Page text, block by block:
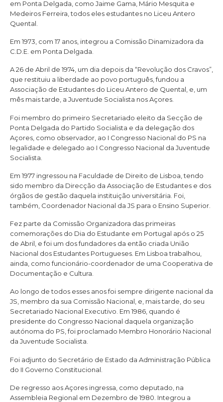
em Ponta Delgada, como Jaime Gama, Mário Mesquita e
Medeiros Ferreira, todos eles estudantes no Liceu Antero
Quental.
Em 1973, com 17 anos, integrou a Comissão Dinamizadora da
C.D.E. em Ponta Delgada.
A 26 de Abril de 1974, um dia depois da “Revolução dos Cravos”,
que restituiu a liberdade ao povo português, fundou a
Associação de Estudantes do Liceu Antero de Quental, e, um
mês mais tarde, a Juventude Socialista nos Açores.
Foi membro do primeiro Secretariado eleito da Secção de
Ponta Delgada do Partido Socialista e da delegação dos
Açores, como observador, ao I Congresso Nacional do PS na
legalidade e delegado ao I Congresso Nacional da Juventude
Socialista.
Em 1977 ingressou na Faculdade de Direito de Lisboa, tendo
sido membro da Direcção da Associação de Estudantes e dos
órgãos de gestão daquela instituição universitária. Foi,
também, Coordenador Nacional da JS para o Ensino Superior.
Fez parte da Comissão Organizadora das primeiras
comemorações do Dia do Estudante em Portugal após o 25
de Abril, e foi um dos fundadores da então criada União
Nacional dos Estudantes Portugueses. Em Lisboa trabalhou,
ainda, como funcionário-coordenador de uma Cooperativa de
Documentação e Cultura.
Ao longo de todos esses anos foi sempre dirigente nacional da
JS, membro da sua Comissão Nacional, e, mais tarde, do seu
Secretariado Nacional Executivo. Em 1986, quando é
presidente do Congresso Nacional daquela organização
autónoma do PS, foi proclamado Membro Honorário Nacional
da Juventude Socialista.
Foi adjunto do Secretário de Estado da Administração Pública
do II Governo Constitucional.
De regresso aos Açores ingressa, como deputado, na
Assembleia Regional em Dezembro de 1980. Integrou a